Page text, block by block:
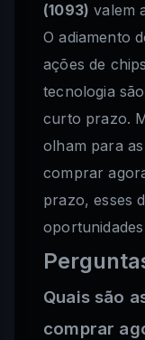
(1093) valem
O adiamento
ações de
tecnologia
curto prazo.
olham para
comprar
prazo, esses
Quais são
comprar